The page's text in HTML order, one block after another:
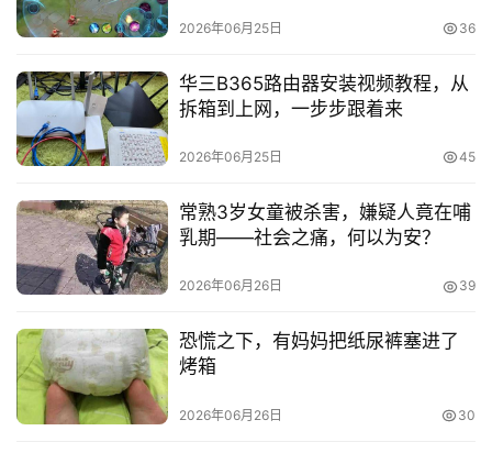
2026年06月25日 36
华三B365路由器安装视频教程，从
拆箱到上网，一步步跟着来
2026年06月25日 45
常熟3岁女童被杀害，嫌疑人竟在哺
乳期——社会之痛，何以为安？
2026年06月26日 39
恐慌之下，有妈妈把纸尿裤塞进了
烤箱
2026年06月26日 30